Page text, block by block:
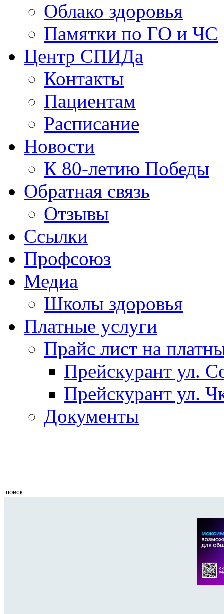
Облако здоровья
Памятки по ГО и ЧС
Центр СПИДа
Контакты
Пациентам
Расписание
Новости
К 80-летию Победы
Обратная связь
Отзывы
Ссылки
Профсоюз
Медиа
Школы здоровья
Платные услуги
Прайс лист на
Прейскурант ул.
Прейскурант ул.
Документы